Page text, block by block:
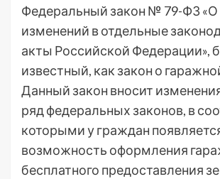
Федеральный закон № 79-ФЗ «О
изменений в отдельные
акты Российской Федерации»,
известный, как закон о
Данный закон вносит
ряд федеральных законов, в
которыми у граждан
возможность оформления
бесплатного предоставления